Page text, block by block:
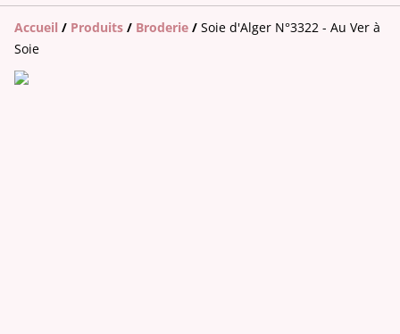
Accueil / Produits / Broderie / Soie d'Alger N°3322 - Au Ver à
Soie